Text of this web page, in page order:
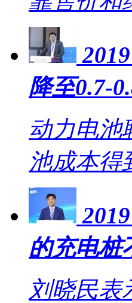
降至0.7-
动力电池
池成本得
的充电桩
刘晓民表